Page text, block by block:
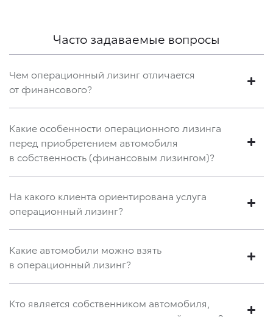
Часто задаваемые вопросы
Чем операционный лизинг отличается
от финансового?
Какие особенности операционного лизинга
перед приобретением автомобиля
в собственность (финансовым лизингом)?
На какого клиента ориентирована услуга
операционный лизинг?
Какие автомобили можно взять
в операционный лизинг?
Кто является собственником автомобиля,